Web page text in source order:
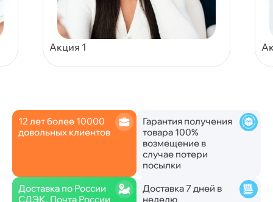
Акция 1
12 лет более 10000
довольных клиентов
Гарантия получения
товара 100%
возмещение в
случае потери
посылки
Доставка по России
СДЭК, Почта России
Доставка 7 дней в
неделю